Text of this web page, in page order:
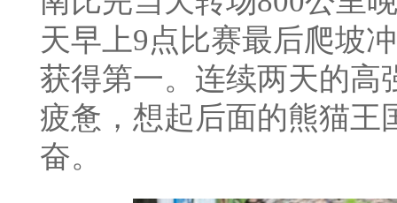
天早上9点比赛最后爬坡
获得第一。连续两天的高
疲惫，想起后面的熊猫王
奋。